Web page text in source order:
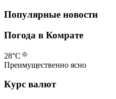
Популярные новости
Погода в Комрате
28°C
Преимущественно ясно
Курс валют